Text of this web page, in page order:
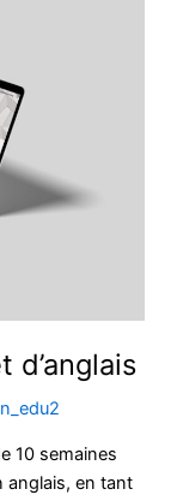
d’anglais
10 semaines
anglais, en tant